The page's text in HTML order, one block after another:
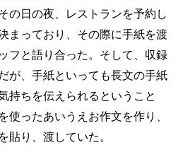
の日の夜、レストランを予約し
まっており、その際に手紙を渡
フと語り合った。そして、収録
が、手紙といっても長文の手紙
持ちを伝えられるということ
使ったあいうえお作文を作り、
貼り、渡していた。